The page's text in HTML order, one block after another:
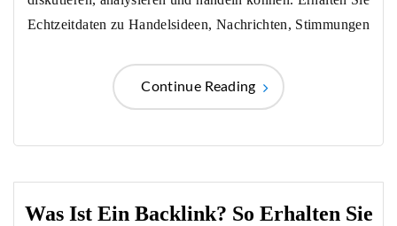
Echtzeitdaten zu Handelsideen, Nachrichten, Stimmungen
Continue Reading
Was Ist Ein Backlink? So Erhalten Sie